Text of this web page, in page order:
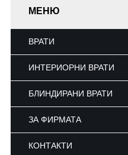
МЕНЮ
ВРАТИ
ИНТЕРИОРНИ ВРАТИ
БЛИНДИРАНИ ВРАТИ
ЗА ФИРМАТА
КОНТАКТИ